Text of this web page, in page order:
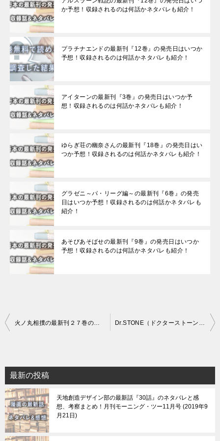
か予想！収録されるのは何話かネタバレも紹介！
プラチナエンドの最新刊『12巻』の発売日はいつか
予想！収録されるのは何話かネタバレも紹介！
アイターンの最新刊『3巻』の発売日はいつか予
想！収録されるのは何話かネタバレも紹介！
ゆらぎ荘の幽奈さんの最新刊『18巻』の発売日はい
つか予想！収録されるのは何話かネタバレも紹介！
グラゼニ～パ・リーグ編～の最新刊『6巻』の発売
日はいつか予想！収録されるのは何話かネタバレも
紹介！
あそびあそばせの最新刊『9巻』の発売日はいつか
予想！収録されるのは何話かネタバレも紹介！
投
ビ
ゲ
ー
シ
ョ
火ノ丸相撲の最新刊２７巻の発売日はいつか予想！収録されるのは何話かネタバレも紹介！ Dr.STONE（ドクターストーン）の最新刊12巻の発売日はいつか予想！収録されるのは何話かネタバレも紹介！
最新の投稿
天地創造デザイン部の最新話『30話』のネタバレと感
想、考察まとめ！月刊モーニング・ツー11月号 2019年9
月21日